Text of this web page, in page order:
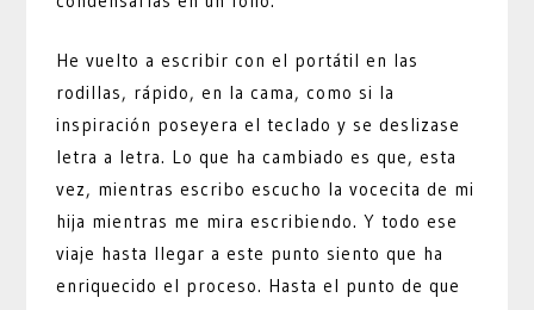
He vuelto a escribir con el portátil en las
rodillas, rápido, en la cama, como si la
inspiración poseyera el teclado y se deslizase
letra a letra. Lo que ha cambiado es que, esta
vez, mientras escribo escucho la vocecita de mi
hija mientras me mira escribiendo. Y todo ese
viaje hasta llegar a este punto siento que ha
enriquecido el proceso. Hasta el punto de que